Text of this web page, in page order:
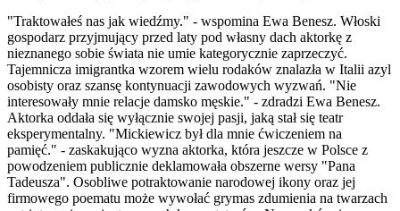
"Traktowałeś nas jak wiedźmy." - wspomina Ewa Benesz. Włoski
gospodarz przyjmujący przed laty pod własny dach aktorkę z
nieznanego sobie świata nie umie kategorycznie zaprzeczyć.
Tajemnicza imigrantka wzorem wielu rodaków znalazła w Italii azyl
osobisty oraz szansę kontynuacji zawodowych wyzwań. "Nie
interesowały mnie relacje damsko męskie." - zdradzi Ewa Benesz.
Aktorka oddała się wyłącznie swojej pasji, jaką stał się teatr
eksperymentalny. "Mickiewicz był dla mnie ćwiczeniem na
pamięć." - zaskakująco wyzna aktorka, która jeszcze w Polsce z
powodzeniem publicznie deklamowała obszerne wersy "Pana
Tadeusza". Osobliwe potraktowanie narodowej ikony oraz jej
firmowego poematu może wywołać grymas zdumienia na twarzach